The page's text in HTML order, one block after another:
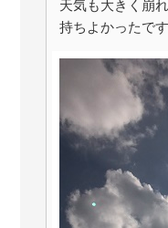
天気も大きく崩
持ちよかったです